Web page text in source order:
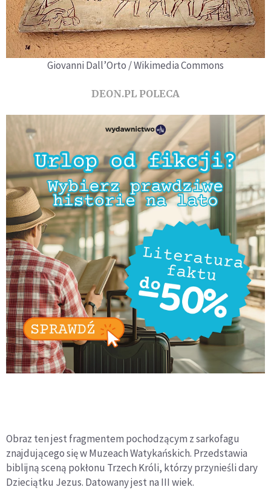
Giovanni Dall’Orto / Wikimedia Commons
DEON.PL POLECA
Obraz ten jest fragmentem pochodzącym z sarkofagu
znajdującego się w Muzeach Watykańskich. Przedstawia
biblijną sceną pokłonu Trzech Króli, którzy przynieśli dary
Dzieciątku Jezus. Datowany jest na III wiek.